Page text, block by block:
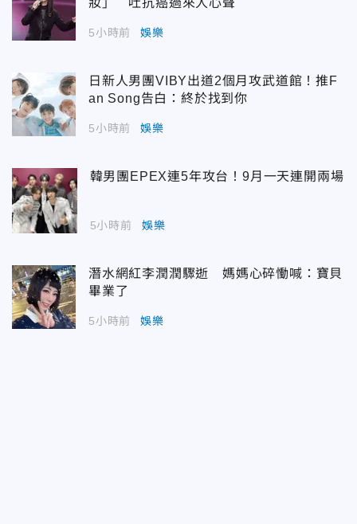
妝」 吐抗癌過來人心聲
5小時前 娛樂
日新人男團VIBY出道2個月攻武道館！推F
an Song告白：終於找到你
5小時前 娛樂
韓男團EPEX連5年攻台！9月一天連開兩場
5小時前 娛樂
潛水網紅李潤潤驟逝 媽媽心碎慟喊：寶貝
畢業了
5小時前 娛樂